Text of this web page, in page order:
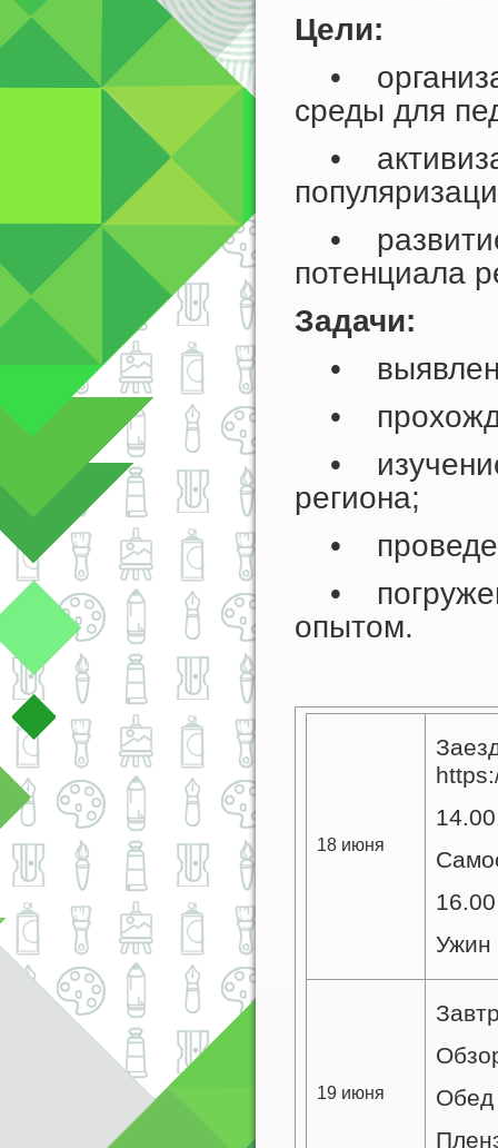
Цели:
•
среды для
•
• развитие
потенциала
Задачи:
•
•
• изучение
региона;
•
•
опытом.
18 июня
Ужин
19 июня
Обед